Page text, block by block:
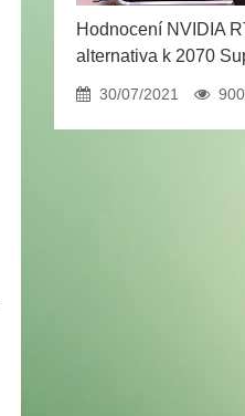
Hodnocení NVIDIA
alternativa k 2070
30/07/2021